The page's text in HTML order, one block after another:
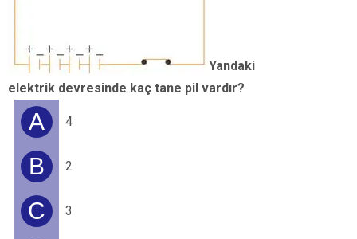
Yandaki
elektrik devresinde kaç tane pil vardır?
A 4
B 2
C 3